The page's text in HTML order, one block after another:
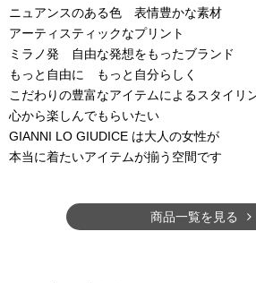
ニュアンスのある色 表情豊かな素材
アーティスティックなプリント
ミラノ発 自由な発想をもったブランド
もっと自由に もっと自分らしく
こだわりの豊富なアイテムによるスタイリ
心から楽しんでもらいたい
GIANNI LO GIUDICE は大人の女性が
本当に着たいアイテムが揃う空間です
商品一覧を見る